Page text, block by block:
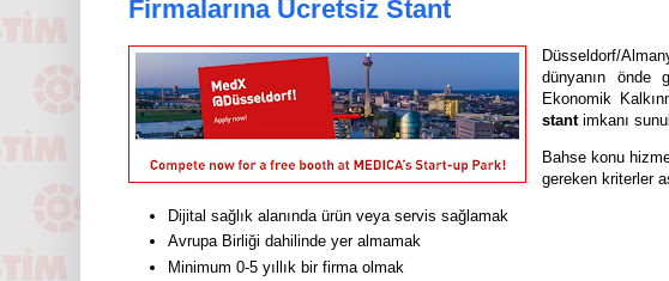
Firmalarına Ücretsiz Stant
Düsseldorf/
dünyanın önde
Ekonomik
stantimkanı
Bahse konu
gereken kriterler
Dijital sağlık alanında ürün veya servis sağlamak
Avrupa Birliği dahilinde yer almamak
Minimum 0-5 yıllık bir firma olmak